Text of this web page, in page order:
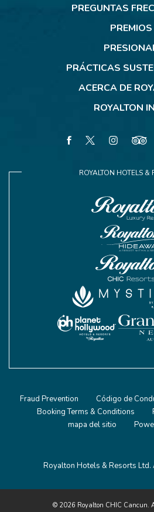
PREGUNTAS
PREMIOS
PRÁCTICAS
ACERCA DE
ROYALTON
ROYALTON HOTELS &
Fraud Prevention Código de
Booking Terms & Conditions
mapa del sitio
Royalton Hotels & Resorts
© 2026 Royalton CHIC Cancun.